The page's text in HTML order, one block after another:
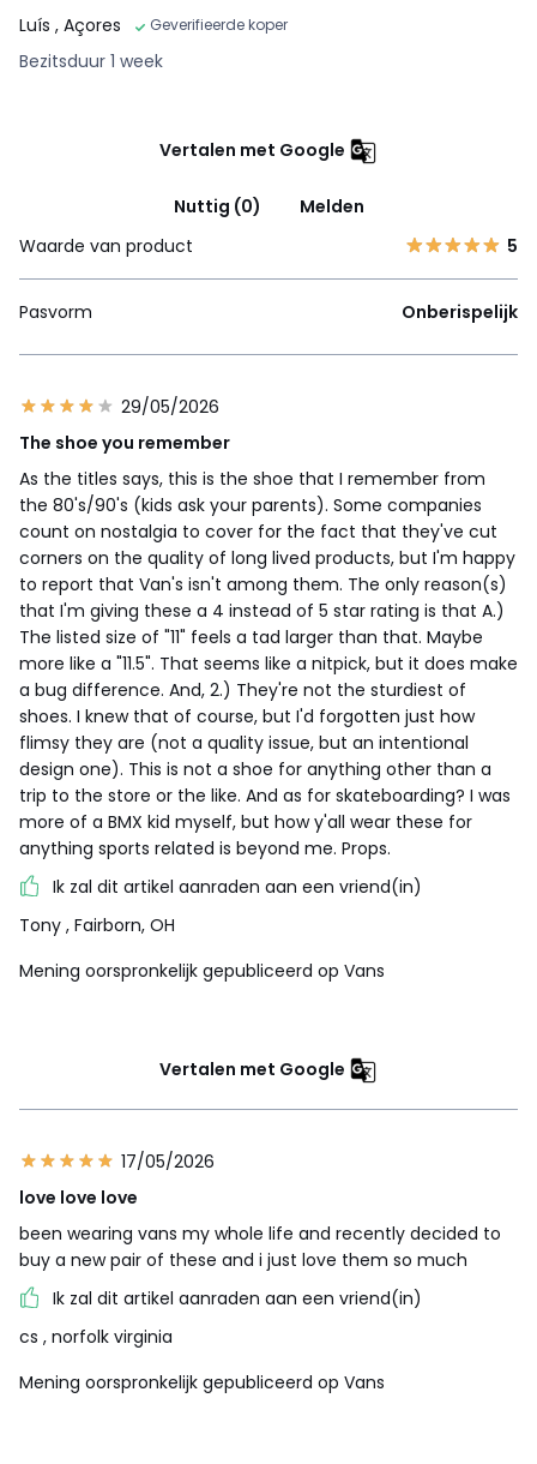
Luís , Açores Geverifieerde koper
Bezitsduur 1 week
Vertalen met Google
Nuttig (0)
Melden
Waarde van product
5
Pasvorm Onberispelijk
29/05/2026
The shoe you remember
As the titles says, this is the shoe that I remember from
the 80's/90's (kids ask your parents). Some companies
count on nostalgia to cover for the fact that they've cut
corners on the quality of long lived products, but I'm happy
to report that Van's isn't among them. The only reason(s)
that I'm giving these a 4 instead of 5 star rating is that A.)
The listed size of "11" feels a tad larger than that. Maybe
more like a "11.5". That seems like a nitpick, but it does make
a bug difference. And, 2.) They're not the sturdiest of
shoes. I knew that of course, but I'd forgotten just how
flimsy they are (not a quality issue, but an intentional
design one). This is not a shoe for anything other than a
trip to the store or the like. And as for skateboarding? I was
more of a BMX kid myself, but how y'all wear these for
anything sports related is beyond me. Props.
Ik zal dit artikel aanraden aan een vriend(in)
Tony , Fairborn, OH
Mening oorspronkelijk gepubliceerd op Vans
Vertalen met Google
17/05/2026
love love love
been wearing vans my whole life and recently decided to
buy a new pair of these and i just love them so much
Ik zal dit artikel aanraden aan een vriend(in)
cs , norfolk virginia
Mening oorspronkelijk gepubliceerd op Vans